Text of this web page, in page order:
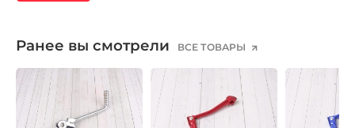
Ранее вы смотрели ВСЕ ТОВАРЫ